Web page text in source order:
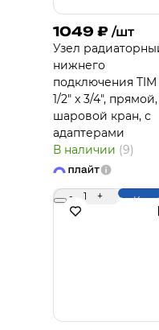
1049 ₽ /шт
Узел
нижнего
подключения TIM
1/2" x 3/4", прямой,
шаровой кран, с
адаптерами
В наличии (9)
- 1 +